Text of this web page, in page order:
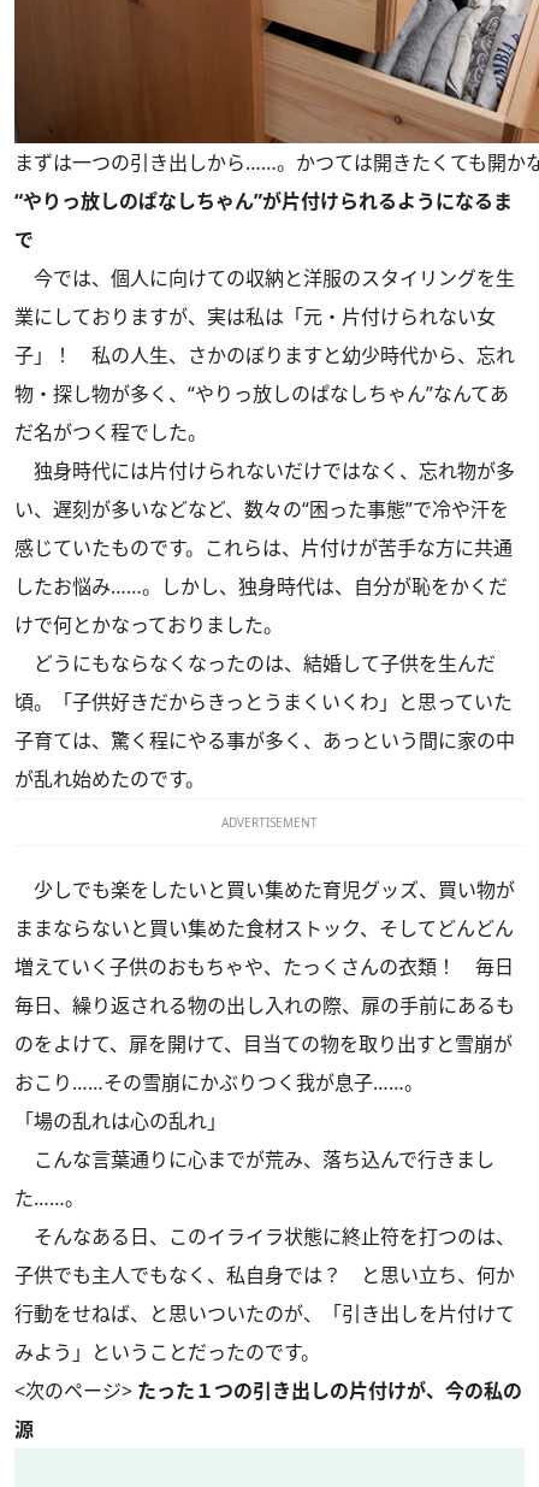
まずは一つの引き出しから……。かつては開きたくても開か
“やりっ放しのぱなしちゃん”が片付けられるようになるま
で
今では、個人に向けての収納と洋服のスタイリングを生
業にしておりますが、実は私は「元・片付けられない女
子」！ 私の人生、さかのぼりますと幼少時代から、忘れ
物・探し物が多く、“やりっ放しのぱなしちゃん”なんてあ
だ名がつく程でした。
独身時代には片付けられないだけではなく、忘れ物が多
い、遅刻が多いなどなど、数々の“困った事態”で冷や汗を
感じていたものです。これらは、片付けが苦手な方に共通
したお悩み……。しかし、独身時代は、自分が恥をかくだ
けで何とかなっておりました。
どうにもならなくなったのは、結婚して子供を生んだ
頃。「子供好きだからきっとうまくいくわ」と思っていた
子育ては、驚く程にやる事が多く、あっという間に家の中
が乱れ始めたのです。
ADVERTISEMENT
少しでも楽をしたいと買い集めた育児グッズ、買い物が
ままならないと買い集めた食材ストック、そしてどんどん
増えていく子供のおもちゃや、たっくさんの衣類！ 毎日
毎日、繰り返される物の出し入れの際、扉の手前にあるも
のをよけて、扉を開けて、目当ての物を取り出すと雪崩が
おこり……その雪崩にかぶりつく我が息子……。
「場の乱れは心の乱れ」
こんな言葉通りに心までが荒み、落ち込んで行きまし
た……。
そんなある日、このイライラ状態に終止符を打つのは、
子供でも主人でもなく、私自身では？ と思い立ち、何か
行動をせねば、と思いついたのが、「引き出しを片付けて
みよう」ということだったのです。
<次のページ> たった１つの引き出しの片付けが、今の私の
源